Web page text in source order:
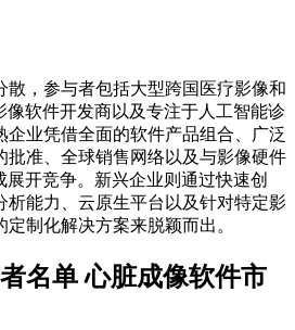
散，参与者包括大型跨国医疗影像和
像软件开发商以及专注于人工智能诊
企业凭借全面的软件产品组合、广泛
批准、全球销售网络以及与影像硬件
开竞争。新兴企业则通过快速创
析能力、云原生平台以及针对特定影
制化解决方案来脱颖而出。
名单 心脏成像软件市